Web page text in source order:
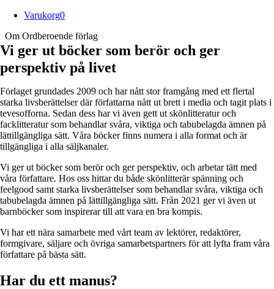
Varukorg0
Om Ordberoende förlag
Vi ger ut böcker som berör och ger
perspektiv på livet
Förlaget grundades 2009 och har nått stor framgång med ett flertal
starka livsberättelser där författarna nått ut brett i media och tagit plats i
tevesofforna. Sedan dess har vi även gett ut skönlitteratur och
facklitteratur som behandlar svåra, viktiga och tabubelagda ämnen på
lättillgängliga sätt. Våra böcker finns numera i alla format och är
tillgängliga i alla säljkanaler.
Vi ger ut böcker som berör och ger perspektiv, och arbetar tätt med
våra författare. Hos oss hittar du både skönlitterär spänning och
feelgood samt starka livsberättelser som behandlar svåra, viktiga och
tabubelagda ämnen på lättillgängliga sätt. Från 2021 ger vi även ut
barnböcker som inspirerar till att vara en bra kompis.
Vi har ett nära samarbete med vårt team av lektörer, redaktörer,
formgivare, säljare och övriga samarbetspartners för att lyfta fram våra
författare på bästa sätt.
Har du ett manus?